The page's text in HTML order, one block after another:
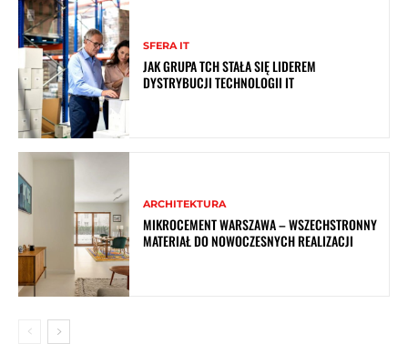
SFERA IT
JAK GRUPA TCH STAŁA SIĘ LIDEREM
DYSTRYBUCJI TECHNOLOGII IT
ARCHITEKTURA
MIKROCEMENT WARSZAWA – WSZECHSTRONNY
MATERIAŁ DO NOWOCZESNYCH REALIZACJI